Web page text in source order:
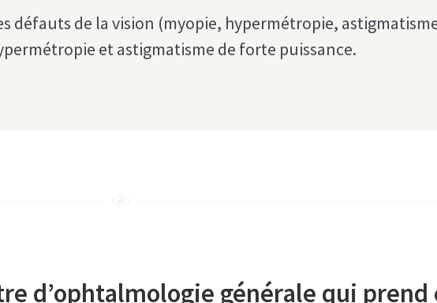
défauts de la vision (myopie, hypermétropie,
et astigmatisme de forte puissance.
d’ophtalmologie générale qui prend